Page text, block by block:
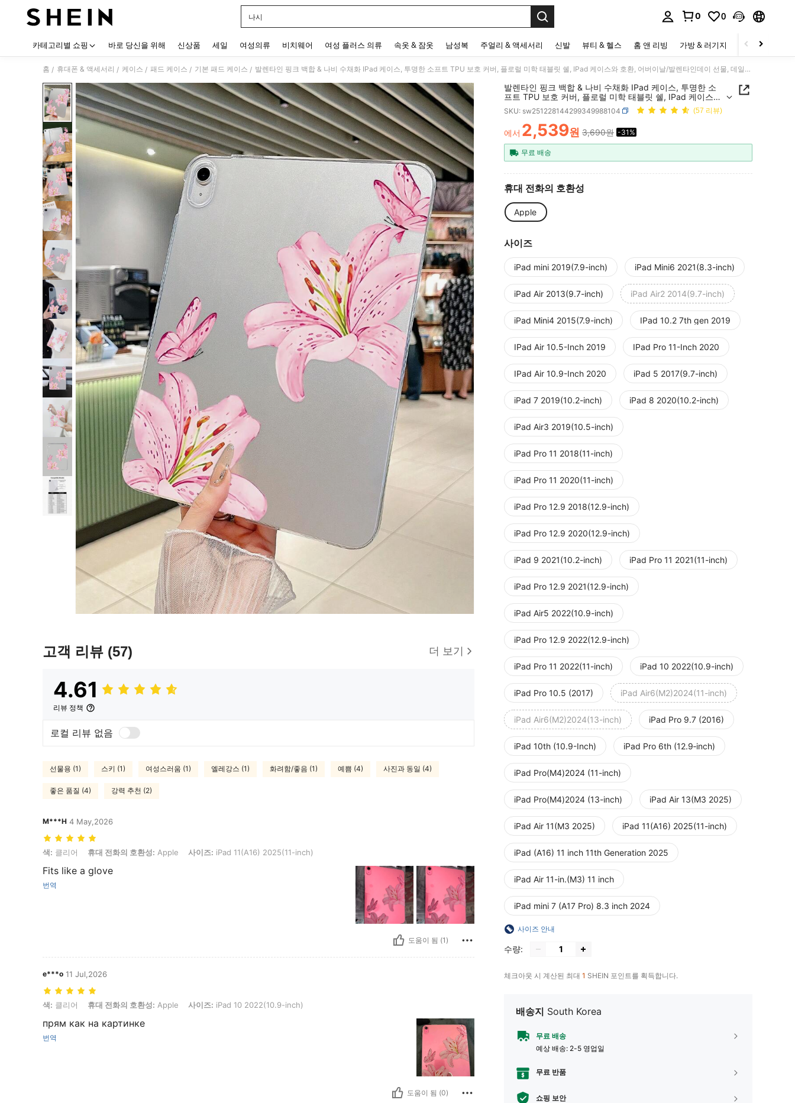
나시
0 0
카테고리별 쇼핑 바로 당신을 위해 신상품 세일 여성의류 비치웨어 여성 플러스 의류 속옷 & 잠옷 남성복 주얼리 & 액세서리 신발 뷰티 & 헬스 홈 앤 리빙 가방 & 러기지 스포츠 & 아웃
홈 / 휴대폰 & 액세서리 / 케이스 / 패드 케이스 / 기본 패드 케이스 / 발렌타인 핑크 백합 & 나비 수채화 IPad 케이스, 투명한 소프트 TPU 보호 커버, 플로럴 미학 태블릿 쉘, IPad 케이스와 호환, 어버이날/발렌타인데이 선물, 데일리 스터디/업무 액세서리, 빠른 배송, Ipad A16과 호환, Ipad Air 11인치 케이스와 호환, Ipad 케이스 11세대와 호환
고객 리뷰 (57) 더 보기
4.61
리뷰 정책
로컬 리뷰 없음
선물용 (1) 스키 (1) 여성스러움 (1) 엘레강스 (1) 화려함/좋음 (1) 예쁨 (4) 사진과 동일 (4)
좋은 품질 (4) 강력 추천 (2)
M***H 4 May,2026
색: 클리어, 휴대 전화의 호환성: Apple, 사이즈: iPad 11(A16) 2025(11-inch)
색: 클리어 휴대 전화의 호환성: Apple 사이즈: iPad 11(A16) 2025(11-inch)
Fits like a glove
번역
도움이 됨 (1)
e***o 11 Jul,2026
색: 클리어, 휴대 전화의 호환성: Apple, 사이즈: iPad 10 2022(10.9-inch)
색: 클리어 휴대 전화의 호환성: Apple 사이즈: iPad 10 2022(10.9-inch)
прям как на картинке
번역
도움이 됨 (0)
발렌타인 핑크 백합 & 나비 수채화 IPad 케이스, 투명한 소
프트 TPU 보호 커버, 플로럴 미학 태블릿 쉘, IPad 케이스와
호환, 어버이날/발렌타인데이 선물, 데일리 스터디/업무 액
세서리, 빠른 배송, Ipad A16과 호환, Ipad Air 11인치 케이
스와 호환, Ipad 케이스 11세대와 호환
SKU: sw251228144299349988104 (57 리뷰)
PRICE AND AVAILABILITY
에서 2,539원 3,690원 -31%
무료 배송
휴대 전화의 호환성
Apple
사이즈
iPad mini 2019(7.9-inch) iPad Mini6 2021(8.3-inch)
iPad Air 2013(9.7-inch) iPad Air2 2014(9.7-inch)
iPad Mini4 2015(7.9-inch) IPad 10.2 7th gen 2019
IPad Air 10.5-Inch 2019 IPad Pro 11-Inch 2020
IPad Air 10.9-Inch 2020 iPad 5 2017(9.7-inch)
iPad 7 2019(10.2-inch) iPad 8 2020(10.2-inch)
iPad Air3 2019(10.5-inch)
iPad Pro 11 2018(11-inch)
iPad Pro 11 2020(11-inch)
iPad Pro 12.9 2018(12.9-inch)
iPad Pro 12.9 2020(12.9-inch)
iPad 9 2021(10.2-inch) iPad Pro 11 2021(11-inch)
iPad Pro 12.9 2021(12.9-inch)
iPad Air5 2022(10.9-inch)
iPad Pro 12.9 2022(12.9-inch)
iPad Pro 11 2022(11-inch) iPad 10 2022(10.9-inch)
iPad Pro 10.5 (2017) iPad Air6(M2)2024(11-inch)
iPad Air6(M2)2024(13-inch) iPad Pro 9.7 (2016)
iPad 10th (10.9-Inch) iPad Pro 6th (12.9‑inch)
iPad Pro(M4)2024 (11-inch)
iPad Pro(M4)2024 (13-inch) iPad Air 13(M3 2025)
iPad Air 11(M3 2025) iPad 11(A16) 2025(11-inch)
iPad (A16) 11 inch 11th Generation 2025
iPad Air 11-in.(M3) 11 inch
iPad mini 7 (A17 Pro) 8.3 inch 2024
사이즈 안내
수량:
체크아웃 시 계산된 최대 1 SHEIN 포인트를 획득합니다.
배송지 South Korea
무료 배송
예상 배송: 2-5 영업일
무료 반품
쇼핑 보안